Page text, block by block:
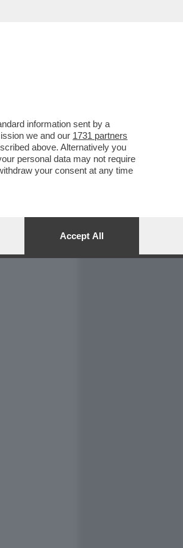
information sent by a
we and our 1731 partners
above. Alternatively you
personal data may not require
your consent at any time
Accept All